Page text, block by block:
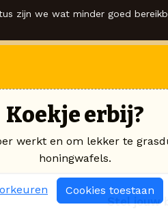
zijn we wat minder goed
Stel jouw
Koekje erbij?
werkt en om lekker te
honingwafels.
Cookies toestaan